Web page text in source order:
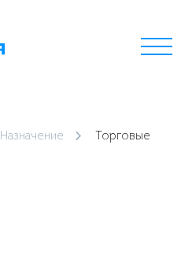
Назначение Торговые